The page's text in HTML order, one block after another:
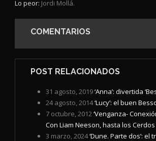
Lo peor: Jordi Mollá.
COMENTARIOS
POST RELACIONADOS
31 agosto, 2019‘Anna’: divertida
24 agosto, 2014‘Lucy’: el buen
7 octubre, 2012‘Venganza-
Con Liam Neeson, hasta los
3 marzo, 2024‘Dune. Parte dos’: el